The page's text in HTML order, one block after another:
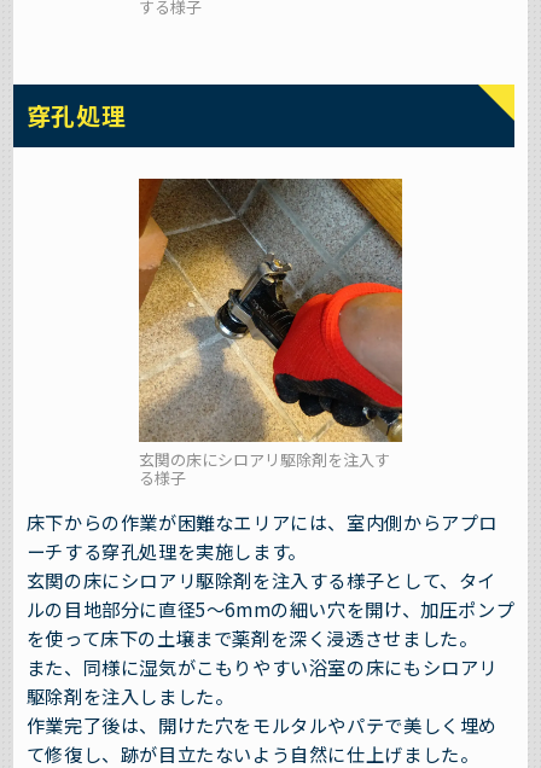
する様子
穿孔処理
玄関の床にシロアリ駆除剤を注入す
る様子
床下からの作業が困難なエリアには、室内側からアプロ
ーチする穿孔処理を実施します。
玄関の床にシロアリ駆除剤を注入する様子として、タイ
ルの目地部分に直径5～6mmの細い穴を開け、加圧ポンプ
を使って床下の土壌まで薬剤を深く浸透させました。
また、同様に湿気がこもりやすい浴室の床にもシロアリ
駆除剤を注入しました。
作業完了後は、開けた穴をモルタルやパテで美しく埋め
て修復し、跡が目立たないよう自然に仕上げました。